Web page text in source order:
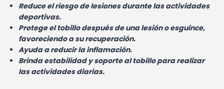
Reduce el riesgo de lesiones durante las actividades
deportivas.
Protege el tobillo después de una lesión o esguince,
favoreciendo a su recuperación.
Ayuda a reducir la inflamación.
Brinda estabilidad y soporte al tobillo para realizar
las actividades diarias.